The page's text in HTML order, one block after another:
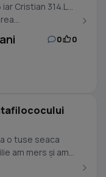
Cristian 314.Le-
0 0
am mers și am